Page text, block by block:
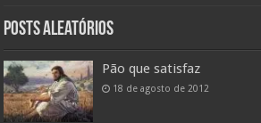
Posts aleatórios
Pão que satisfaz
18 de agosto de 2012